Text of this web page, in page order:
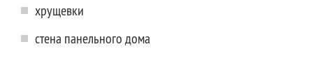
хрущевки
стена панельного дома